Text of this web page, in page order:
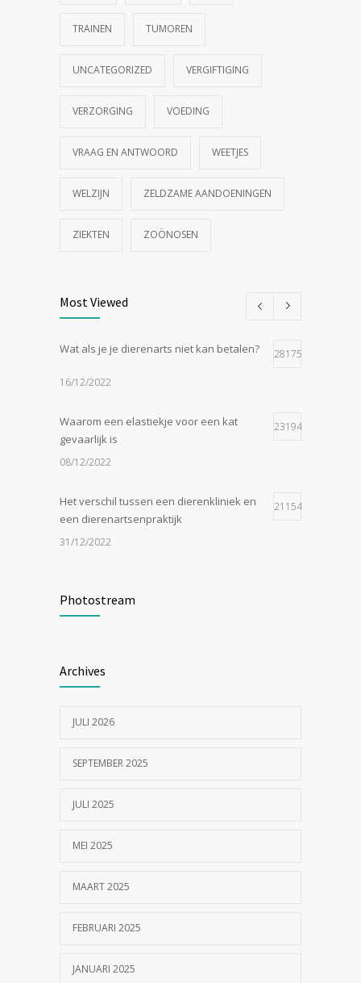
TRAINEN TUMOREN
UNCATEGORIZED VERGIFTIGING
VERZORGING VOEDING
VRAAG EN ANTWOORD WEETJES
WELZIJN ZELDZAME AANDOENINGEN
ZIEKTEN ZOÖNOSEN
Most Viewed
Wat als je je dierenarts niet kan betalen? 28175
16/12/2022
Waarom een elastiekje voor een kat
gevaarlijk is
23194
08/12/2022
Het verschil tussen een dierenkliniek en
een dierenartsenpraktijk
21154
31/12/2022
24/07/2023
geknipt?
Photostream
Archives
JULI 2026
SEPTEMBER 2025
JULI 2025
MEI 2025
MAART 2025
FEBRUARI 2025
JANUARI 2025